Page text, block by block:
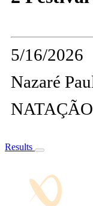
5/16/2026
Nazaré
NATAÇÃO
Results